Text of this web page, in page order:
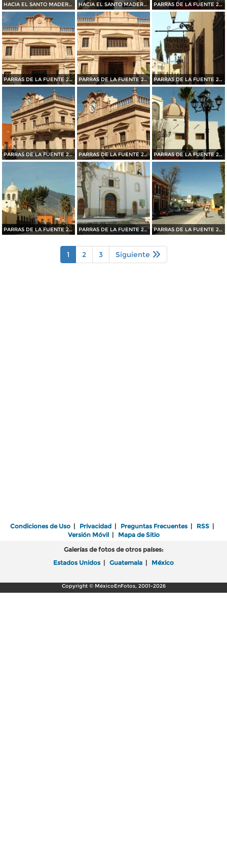
HACIA EL SANTO MADERO EN PARRAS DE LA FUENTE 2015 HACIA EL SANTO MADERO EN PARRAS DE LA FUENTE 2015 PARRAS DE LA FUENTE 2015
PARRAS DE LA FUENTE 2015 PARRAS DE LA FUENTE 2015 PARRAS DE LA FUENTE 2015
PARRAS DE LA FUENTE 2015 PARRAS DE LA FUENTE 2015 PARRAS DE LA FUENTE 2015
PARRAS DE LA FUENTE 2015 PARRAS DE LA FUENTE 2015 PARRAS DE LA FUENTE 2015
1 2 3 Siguiente
Condiciones de Uso | Privacidad | Preguntas Frecuentes | RSS |
Versión Móvil| Mapa de Sitio
Galerías de fotos de otros países:
Estados Unidos | Guatemala | México
Copyright © MéxicoEnFotos, 2001-2026